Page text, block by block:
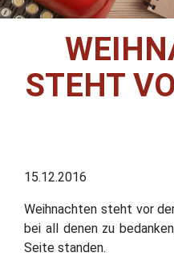
STEHT
15.12.2016
Weihnachten steht vor
bei all denen zu
Seite standen.